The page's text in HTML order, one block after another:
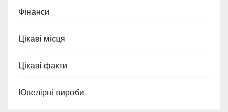
Фінанси
Цікаві місця
Цікаві факти
Ювелірні вироби